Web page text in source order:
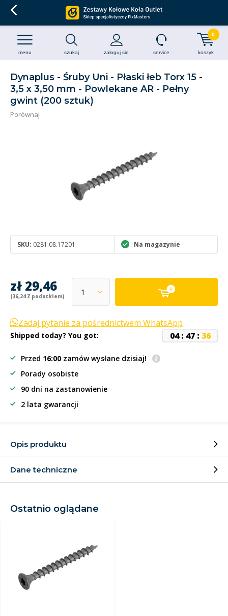
szukaj zaloguj się
menu service koszyk
0
Dynaplus - Śruby Uni - Płaski łeb Torx 15 -
3,5 x 3,50 mm - Powlekane AR - Pełny
gwint (200 sztuk)
Porównaj
SKU: 0281.08.17201 Na magazynie
zł 29,46
(36,24 Z podatkiem)
Zadaj pytanie za pośrednictwem WhatsApp
Shipped today? You got: 04: 47: 36
Przed 16:00 zamów wysłane dzisiaj!
Porady osobiste
90 dni na zastanowienie
2 lata gwarancji
Opis produktu
Dane techniczne
Ostatnio oglądane